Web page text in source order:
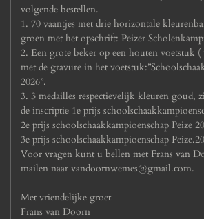
volgende bestellen.
1. 70 vaantjes met drie horizontale
groen met het opschrift: Peizer
2. Een grote beker op een houten voetstuk (
met de gravure in het
2026”.
3. 3 medailles respectievelijk kleuren goud,
de inscriptie 1e prijs
2e prijs schoolschaakkampioenschap Peize
3e prijs schoolschaakkampioenschap
Voor vragen kunt u bellen met Frans van
mailen naar vandoornwemes@gmail.com.
Met vriendelijke groet
Frans van Doorn